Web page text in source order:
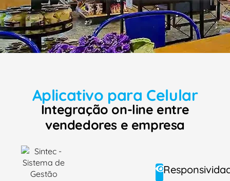
Aplicativo para Celular
Integração on-line entre
vendedores e empresa